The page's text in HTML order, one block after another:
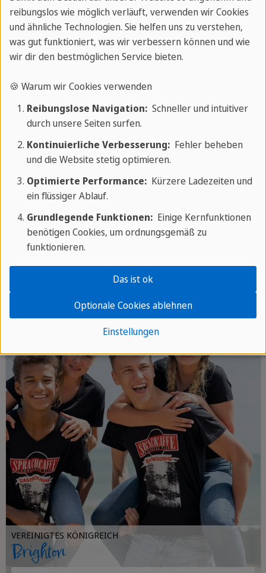
organisiert werden.
Ein sehr verbreiteter Brauch ist es, am Brighton
Beach abendliche Barbecues zu veranstalten.
du in Brighton besuchen solltest, um voll in die
Kultur dieser überraschenden englischen Stadt
einzutauchen: Mit seiner ansteckenden Fröhlichkeit
wird das London am Meer dein Herz ganz sicher
schon am ersten Tag deines Urlaubs erobern.
VEREINIGTES KÖNIGREICH
Brighton
reibungslos wie möglich verläuft, verwenden wir Cookies
und ähnliche Technologien. Sie helfen uns zu verstehen,
was gut funktioniert, was wir verbessern können und wie
wir dir den bestmöglichen Service bieten.
🍪 Warum wir Cookies verwenden
Reibungslose Navigation:Schneller und intuitiver
durch unsere Seiten surfen.
Kontinuierliche Verbesserung:Fehler beheben
und die Website stetig optimieren.
Optimierte Performance:Kürzere Ladezeiten und
ein flüssiger Ablauf.
Grundlegende Funktionen:Einige Kernfunktionen
benötigen Cookies, um ordnungsgemäß zu
funktionieren.
Einstellungen
Optionale Cookies ablehnen
Das ist ok